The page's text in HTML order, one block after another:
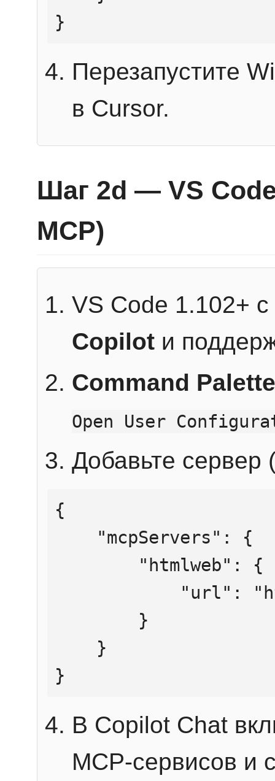
}
Перезапустите
в Cursor.
Шаг 2d — VS
MCP)
VS Code 1.102+
Copilot и
Command Palette
Open User
Добавьте сервер
{
}
В Copilot Chat
MCP-сервисов и